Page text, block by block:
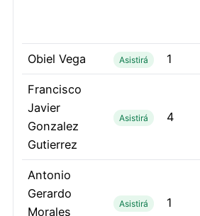
Obiel Vega Asistirá 1
Francisco
Javier
Gonzalez
Gutierrez
Asistirá 4
Antonio
Gerardo
Morales
Asistirá 1